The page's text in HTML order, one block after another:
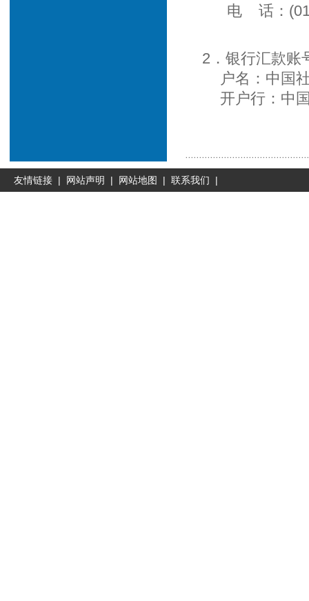
电 话：
2．银行汇款账
户名：中国社
开户行：中国
友情链接 | 网站声明 | 网站地图 | 联系我们 |